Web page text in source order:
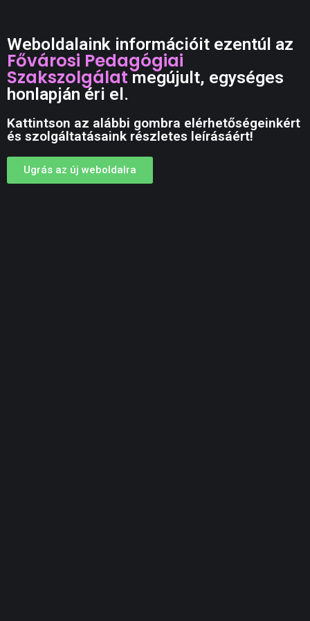
Weboldalaink információit ezentúl az
Fővárosi Pedagógiai
Szakszolgálatmegújult, egységes
honlapján éri el.
Kattintson az alábbi gombra elérhetőségeinkért
és szolgáltatásaink részletes leírásáért!
Ugrás az új weboldalra